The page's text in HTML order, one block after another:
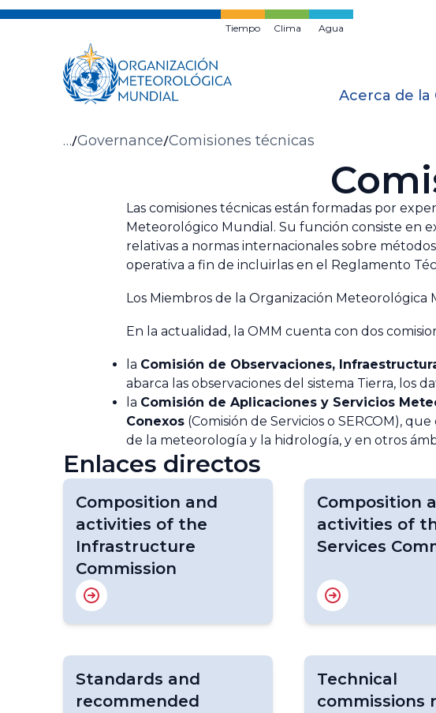
Ir
Tiempo Clima Agua
Acerca de la
Migas
… Governance Comisiones técnicas
Las comisiones técnicas están formadas por
Meteorológico Mundial. Su función consiste en
relativas a normas internacionales sobre
operativa a fin de incluirlas en el Reglamento
Los Miembros de la Organización
En la actualidad, la OMM cuenta con dos
la Comisión de Observaciones,
abarca las observaciones del sistema Tierra, los
la Comisión de Aplicaciones y Servicios
Conexos (Comisión de Servicios o SERCOM),
de la meteorología y la hidrología, y en otros
Enlaces directos
Composition and
activities of the
Infrastructure
Commission
Composition
activities of
Services
Standards and
recommended
Technical
commissions